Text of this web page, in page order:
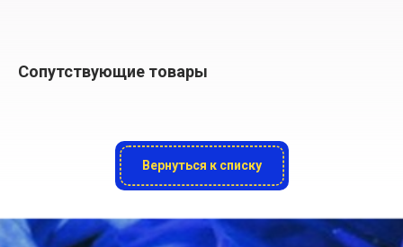
Сопутствующие товары
Вернуться к списку